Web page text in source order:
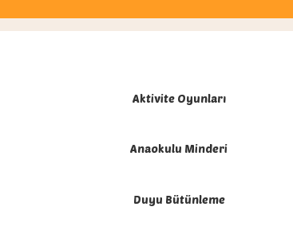
Aktivite Oyunları
Anaokulu Minderi
Duyu Bütünleme